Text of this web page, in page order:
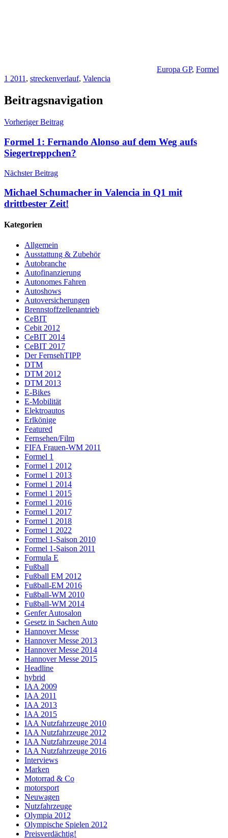
Europa GP, Formel
1 2011 , streckenverlauf, Valencia
Beitragsnavigation
Vorheriger Beitrag
Formel 1: Fernando Alonso auf dem Weg aufs
Siegertreppchen?
Nächster Beitrag
Michael Schumacher in Valencia in Q1 mit
drittbester Zeit!
Kategorien
Allgemein
Ausstattung & Zubehör
Autobranche
Autofinanzierung
Autonomes Fahren
Autoshows
Autoversicherungen
Brennstoffzellenantrieb
CeBIT
Cebit 2012
CeBIT 2014
CeBIT 2017
Der FernsehTIPP
DTM
DTM 2012
DTM 2013
E-Bikes
E-Mobilität
Elektroautos
Erlkönige
Featured
Fernsehen/Film
FIFA Frauen-WM 2011
Formel 1
Formel 1 2012
Formel 1 2013
Formel 1 2014
Formel 1 2015
Formel 1 2016
Formel 1 2017
Formel 1 2018
Formel 1 2022
Formel 1-Saison 2010
Formel 1-Saison 2011
Formula E
Fußball
Fußball EM 2012
Fußball-EM 2016
Fußball-WM 2010
Fußball-WM 2014
Genfer Autosalon
Gesetz in Sachen Auto
Hannover Messe
Hannover Messe 2013
Hannover Messe 2014
Hannover Messe 2015
Headline
hybrid
IAA 2009
IAA 2011
IAA 2013
IAA 2015
IAA Nutzfahrzeuge 2010
IAA Nutzfahrzeuge 2012
IAA Nutzfahrzeuge 2014
IAA Nutzfahrzeuge 2016
Interviews
Marken
Motorrad & Co
motorsport
Neuwagen
Nutzfahrzeuge
Olympia 2012
Olympische Spielen 2012
Preisverdächtig!